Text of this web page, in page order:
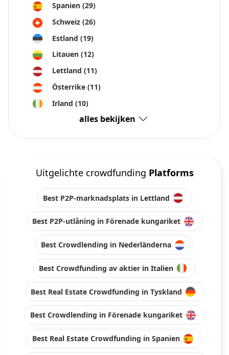
Spanien (29)
Schweiz (26)
Estland (19)
Litauen (12)
Lettland (11)
Österrike (11)
Irland (10)
alles bekijken
Uitgelichte crowdfunding Platforms
Best P2P-marknadsplats in Lettland
Best P2P-utlåning in Förenade kungariket
Best Crowdlending in Nederländerna
Best Crowdfunding av aktier in Italien
Best Real Estate Crowdfunding in Tyskland
Best Crowdlending in Förenade kungariket
Best Real Estate Crowdfunding in Spanien